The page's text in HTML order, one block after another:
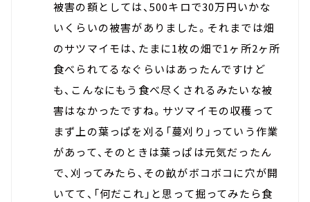
被害の額としては、500キロで30万円いかな
いくらいの被害がありました。それまでは畑
のサツマイモは、たまに1枚の畑で1ヶ所2ヶ所
食べられてるなぐらいはあったんですけど
も、こんなにもう食べ尽くされるみたいな被
害はなかったですね。サツマイモの収穫って
まず上の葉っぱを刈る「蔓刈り」っていう作業
があって、そのときは葉っぱは元気だったん
で、刈ってみたら、その畝がボコボコに穴が開
いてて、「何だこれ」と思って掘ってみたら食